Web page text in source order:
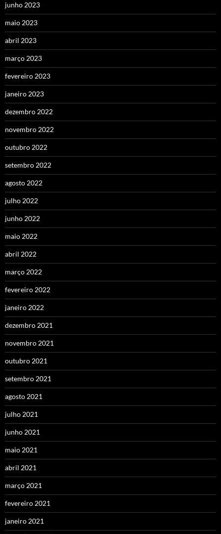
junho 2023
maio 2023
abril 2023
março 2023
fevereiro 2023
janeiro 2023
dezembro 2022
novembro 2022
outubro 2022
setembro 2022
agosto 2022
julho 2022
junho 2022
maio 2022
abril 2022
março 2022
fevereiro 2022
janeiro 2022
dezembro 2021
novembro 2021
outubro 2021
setembro 2021
agosto 2021
julho 2021
junho 2021
maio 2021
abril 2021
março 2021
fevereiro 2021
janeiro 2021